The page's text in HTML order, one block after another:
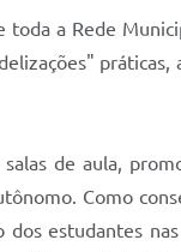
a Rede
práticas,
de aula,
Como
estudantes